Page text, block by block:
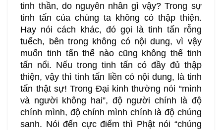
tinh thần, do nguyên nhân gì vậy? Trong sự
tinh tấn của chúng ta không có thập thiện.
Hay nói cách khác, đó gọi là tinh tấn rỗng
tuếch, bên trong không có nội dung, vì vậy
muốn tinh tấn thế nào cũng không thể tinh
tấn nổi. Nếu trong tinh tấn có đầy đủ thập
thiện, vậy thì tinh tấn liền có nội dung, là tinh
tấn thật sự! Trong Đại kinh thường nói “mình
và người không hai”, độ người chính là độ
chính mình, độ chính mình chính là độ chúng
sanh. Nói đến cực điểm thì Phật nói “chúng